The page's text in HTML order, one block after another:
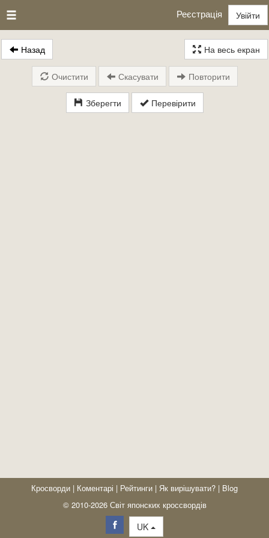
Реєстрація Увійти
Назад На весь екран
Зберегти Перевірити
Очистити Скасувати Повторити
Кросворди | Коментарі | Рейтинги | Як вирішувати? | Blog
© 2010-2026 Світ японских кроссвордів
UK